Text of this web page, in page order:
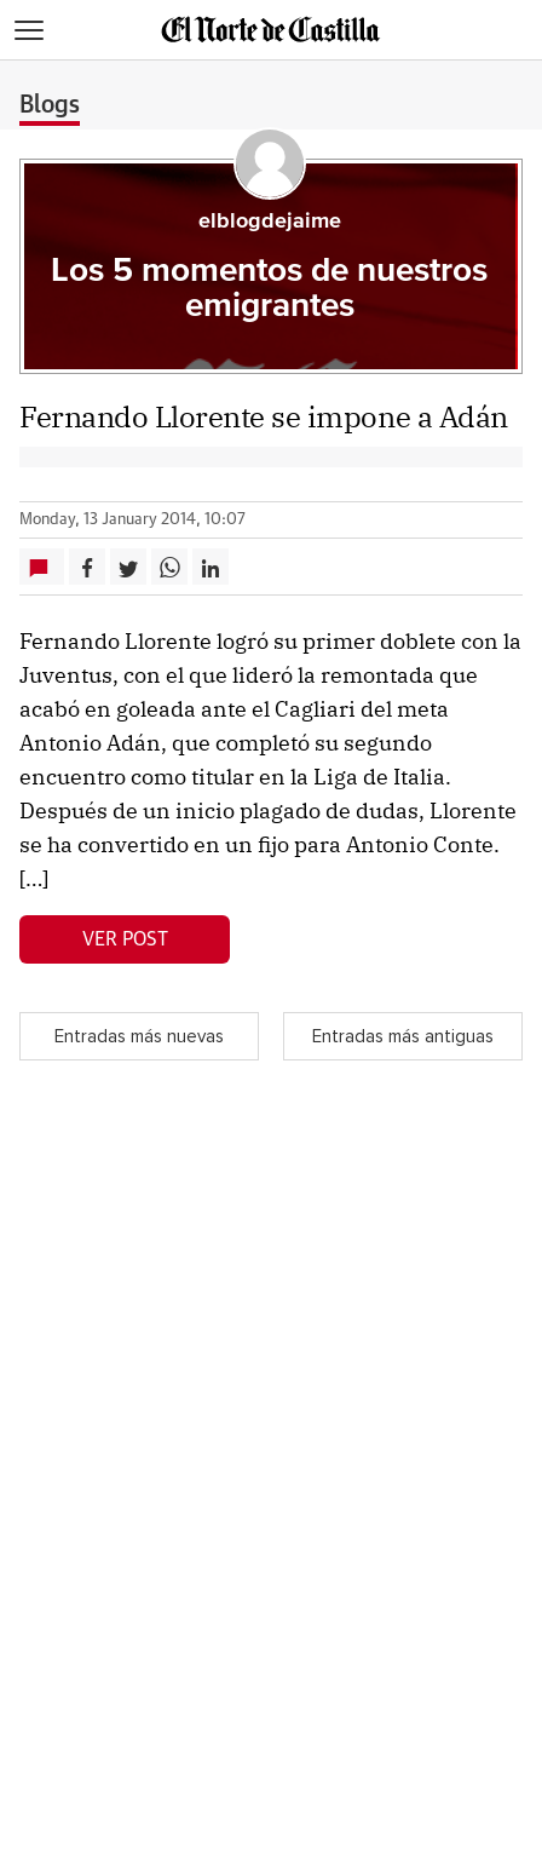
Blogs
elblogdejaime
Los 5 momentos de nuestros
emigrantes
Fernando Llorente se impone a Adán
Monday, 13 January 2014, 10:07
Fernando Llorente logró su primer doblete con la
Juventus, con el que lideró la remontada que
acabó en goleada ante el Cagliari del meta
Antonio Adán, que completó su segundo
encuentro como titular en la Liga de Italia.
Después de un inicio plagado de dudas, Llorente
se ha convertido en un fijo para Antonio Conte.
[…]
VER POST
Entradas más nuevas Entradas más antiguas